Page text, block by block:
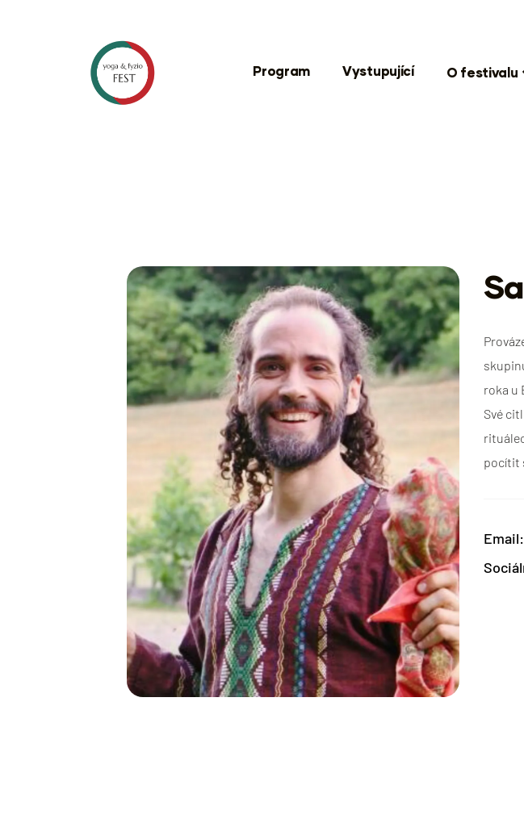
Program Vystupující O festivalu
roka u
Své
pocítit
Email